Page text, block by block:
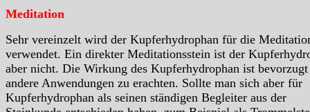
Meditation
Sehr vereinzelt wird der Kupferhydrophan für die
verwendet. Ein direkter Meditationsstein ist der
aber nicht. Die Wirkung des Kupferhydrophan ist
andere Anwendungen zu erachten. Sollte man sich aber für
Kupferhydrophan als seinen ständigen Begleiter aus der